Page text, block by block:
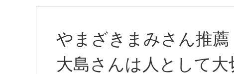
やまざきまみさん推薦
大島さんは人として